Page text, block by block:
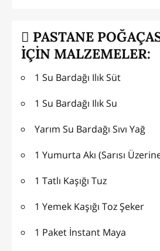
PASTANE
İÇİN MALZEMELER:
1 Su Bardağı Ilık Süt
1 Su Bardağı Ilık Su
Yarım Su Bardağı Sıvı Yağ
1 Yumurta Akı (Sarısı
1 Tatlı Kaşığı Tuz
1 Yemek Kaşığı Toz Şeker
1 Paket İnstant Maya